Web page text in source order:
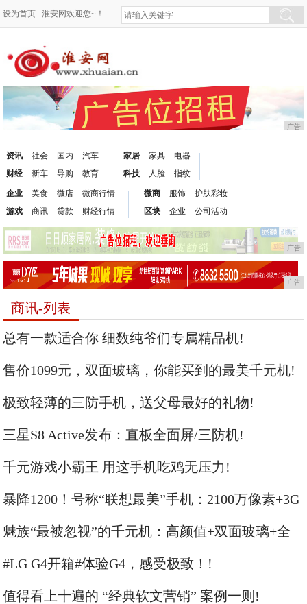
设为首页 淮安网欢迎您~！
广告
资讯
财经
社会
新车
国内
导购
汽车
教育
家居
科技
家具
人脸
电器
指纹
企业
游戏
美食
商讯
微店
贷款
微商行情
财经行情
微商
区块
服饰
企业
护肤彩妆
公司活动
广告
广告
商讯-列表
总有一款适合你 细数纯爷们专属精品机!
售价1099元，双面玻璃，你能买到的最美千元机!
极致轻薄的三防手机，送父母最好的礼物!
三星S8 Active发布：直板全面屏/三防机!
千元游戏小霸王 用这手机吃鸡无压力!
暴降1200！号称“联想最美”手机：2100万像素+3G
运存!
魅族“最被忽视”的千元机：高颜值+双面玻璃+全
#LG G4开箱#体验G4，感受极致！!
值得看上十遍的 “经典软文营销” 案例一则!